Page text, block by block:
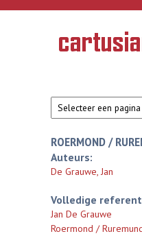
Overslaan en naar de inhoud gaan
Geschiedenis
van de
ROERMOND /
Auteurs:
De Grauwe, Jan
Volledige
Jan De Grauwe
Roermond /